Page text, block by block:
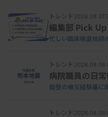
トレンド 2026.08.07
編集部 Pick Up
忙しい臨床検査技師
トレンド 2026.08.06
病院職員の日
能登の被災経験基に
トレンド 2026.08.05